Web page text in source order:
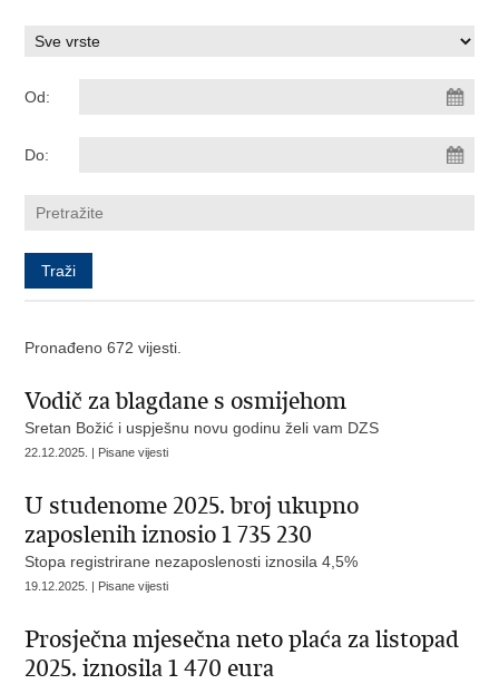
Od:
Do:
Pronađeno 672 vijesti.
Vodič za blagdane s osmijehom
Sretan Božić i uspješnu novu godinu želi vam DZS
22.12.2025. | Pisane vijesti
U studenome 2025. broj ukupno
zaposlenih iznosio 1 735 230
Stopa registrirane nezaposlenosti iznosila 4,5%
19.12.2025. | Pisane vijesti
Prosječna mjesečna neto plaća za listopad
2025. iznosila 1 470 eura